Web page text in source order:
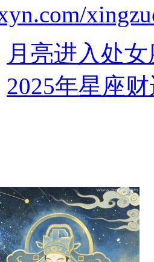
月亮进入处
2025年星座